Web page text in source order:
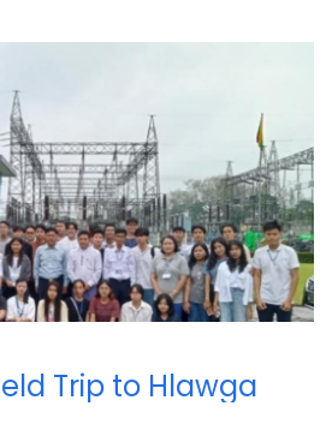
and
Sustainable
Goals Thailand
2 June 2023
Trip to Hlawga